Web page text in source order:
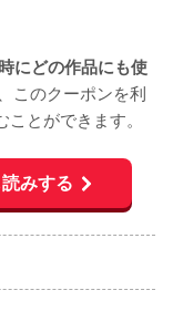
にどの作品にも使
このクーポンを利
とができます。
みする